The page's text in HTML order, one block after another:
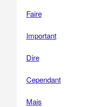
Faire
Important
Dire
Cependant
Mais